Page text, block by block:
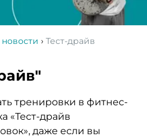
› Тест-драйв
тренировки в фитнес-
«Тест-драйв
даже если вы